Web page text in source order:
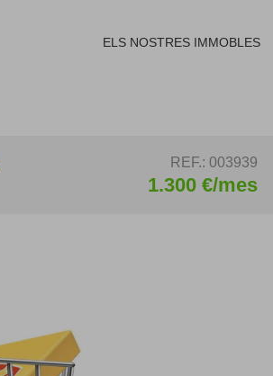
ELS NOSTRES IMMOBLES
REF.: 003939
1.300 €/mes